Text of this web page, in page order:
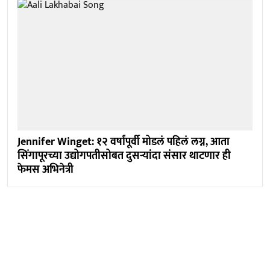
Jennifer Winget: १२ वर्षांपूर्वी मोडलं पहिलं लग्न, आता
सिंगापूरच्या उद्योगपतीसोबत दुसऱ्यांदा संसार थाटणार ही
फेमस अभिनेत्री